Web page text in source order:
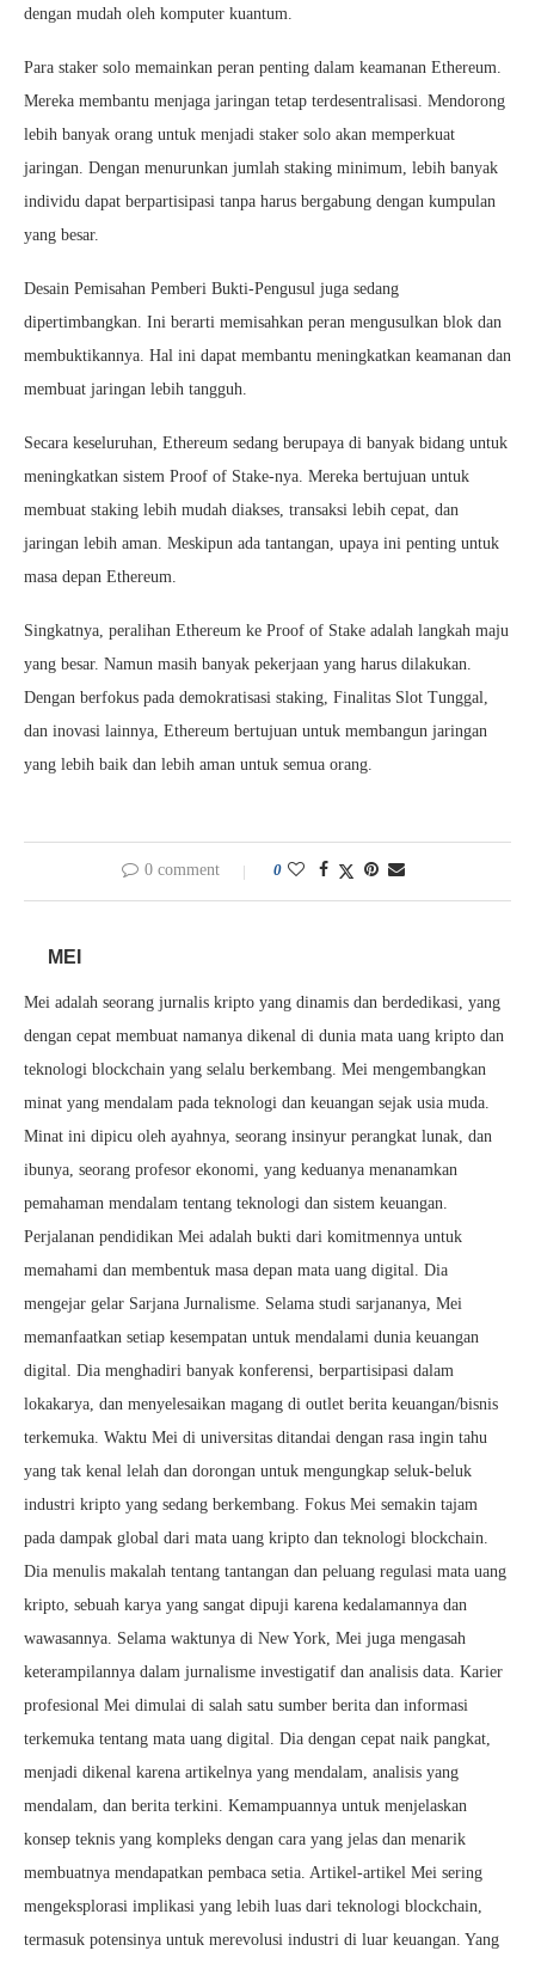
dengan mudah oleh komputer kuantum.
Para staker solo memainkan peran penting dalam keamanan Ethereum.
Mereka membantu menjaga jaringan tetap terdesentralisasi. Mendorong
lebih banyak orang untuk menjadi staker solo akan memperkuat
jaringan. Dengan menurunkan jumlah staking minimum, lebih banyak
individu dapat berpartisipasi tanpa harus bergabung dengan kumpulan
yang besar.
Desain Pemisahan Pemberi Bukti-Pengusul juga sedang
dipertimbangkan. Ini berarti memisahkan peran mengusulkan blok dan
membuktikannya. Hal ini dapat membantu meningkatkan keamanan dan
membuat jaringan lebih tangguh.
Secara keseluruhan, Ethereum sedang berupaya di banyak bidang untuk
meningkatkan sistem Proof of Stake-nya. Mereka bertujuan untuk
membuat staking lebih mudah diakses, transaksi lebih cepat, dan
jaringan lebih aman. Meskipun ada tantangan, upaya ini penting untuk
masa depan Ethereum.
Singkatnya, peralihan Ethereum ke Proof of Stake adalah langkah maju
yang besar. Namun masih banyak pekerjaan yang harus dilakukan.
Dengan berfokus pada demokratisasi staking, Finalitas Slot Tunggal,
dan inovasi lainnya, Ethereum bertujuan untuk membangun jaringan
yang lebih baik dan lebih aman untuk semua orang.
0 comment 0
MEI
Mei adalah seorang jurnalis kripto yang dinamis dan berdedikasi, yang
dengan cepat membuat namanya dikenal di dunia mata uang kripto dan
teknologi blockchain yang selalu berkembang. Mei mengembangkan
minat yang mendalam pada teknologi dan keuangan sejak usia muda.
Minat ini dipicu oleh ayahnya, seorang insinyur perangkat lunak, dan
ibunya, seorang profesor ekonomi, yang keduanya menanamkan
pemahaman mendalam tentang teknologi dan sistem keuangan.
Perjalanan pendidikan Mei adalah bukti dari komitmennya untuk
memahami dan membentuk masa depan mata uang digital. Dia
mengejar gelar Sarjana Jurnalisme. Selama studi sarjananya, Mei
memanfaatkan setiap kesempatan untuk mendalami dunia keuangan
digital. Dia menghadiri banyak konferensi, berpartisipasi dalam
lokakarya, dan menyelesaikan magang di outlet berita keuangan/bisnis
terkemuka. Waktu Mei di universitas ditandai dengan rasa ingin tahu
yang tak kenal lelah dan dorongan untuk mengungkap seluk-beluk
industri kripto yang sedang berkembang. Fokus Mei semakin tajam
pada dampak global dari mata uang kripto dan teknologi blockchain.
Dia menulis makalah tentang tantangan dan peluang regulasi mata uang
kripto, sebuah karya yang sangat dipuji karena kedalamannya dan
wawasannya. Selama waktunya di New York, Mei juga mengasah
keterampilannya dalam jurnalisme investigatif dan analisis data. Karier
profesional Mei dimulai di salah satu sumber berita dan informasi
terkemuka tentang mata uang digital. Dia dengan cepat naik pangkat,
menjadi dikenal karena artikelnya yang mendalam, analisis yang
mendalam, dan berita terkini. Kemampuannya untuk menjelaskan
konsep teknis yang kompleks dengan cara yang jelas dan menarik
membuatnya mendapatkan pembaca setia. Artikel-artikel Mei sering
mengeksplorasi implikasi yang lebih luas dari teknologi blockchain,
termasuk potensinya untuk merevolusi industri di luar keuangan. Yang